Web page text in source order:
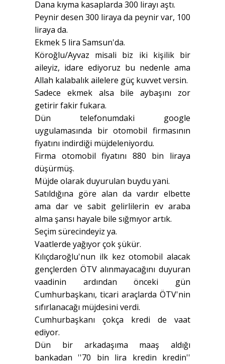
Dana kıyma kasaplarda 300 lirayı aştı.
Peynir desen 300 liraya da peynir var, 100
liraya da.
Ekmek 5 lira Samsun'da.
Köroğlu/Ayvaz misali biz iki kişilik bir
aileyiz, idare ediyoruz bu nedenle ama
Allah kalabalık ailelere güç kuvvet versin.
Sadece ekmek alsa bile aybaşını zor
getirir fakir fukara.
Dün telefonumdaki google
uygulamasında bir otomobil firmasının
fiyatını indirdiği müjdeleniyordu.
Firma otomobil fiyatını 880 bin liraya
düşürmüş.
Müjde olarak duyurulan buydu yani.
Satıldığına göre alan da vardır elbette
ama dar ve sabit gelirlilerin ev araba
alma şansı hayale bile sığmıyor artık.
Seçim sürecindeyiz ya.
Vaatlerde yağıyor çok şükür.
Kılıçdaroğlu'nun ilk kez otomobil alacak
gençlerden ÖTV alınmayacağını duyuran
vaadinin ardından önceki gün
Cumhurbaşkanı, ticari araçlarda ÖTV'nin
sıfırlanacağı müjdesini verdi.
Cumhurbaşkanı çokça kredi de vaat
ediyor.
Dün bir arkadaşıma maaş aldığı
bankadan ''70 bin lira kredin kredin''